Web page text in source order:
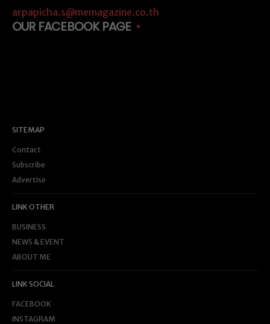
arpapicha.s@memagazine.co.th
OUR FACEBOOK PAGE
SITEMAP
Contact
Subscribe
Advertise
LINK OTHER
BUSINESS
NEWS & EVENT
ABOUT ME
LINK SOCIAL
FACEBOOK
INSTAGRAM